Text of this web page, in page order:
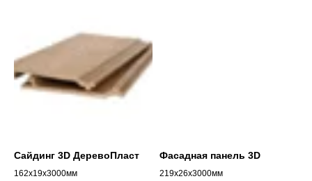
Сайдинг 3D ДеревоПласт
162х19х3000мм
Фасадная панель 3D
219х26х3000мм